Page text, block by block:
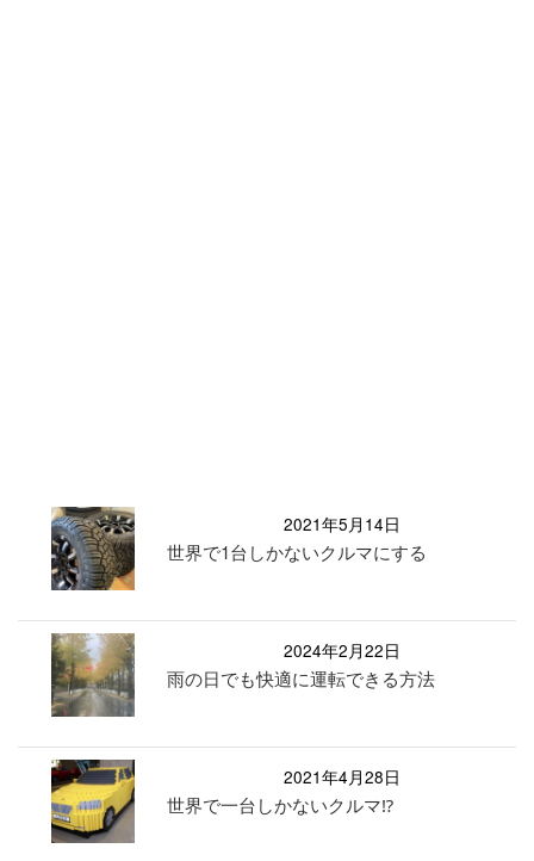
2021年5月14日
世界で1台しかないクルマにする
2024年2月22日
雨の日でも快適に運転できる方法
2021年4月28日
世界で一台しかないクルマ⁉︎